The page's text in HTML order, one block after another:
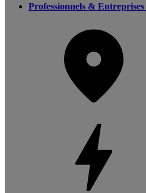
Professionnels & Entreprises